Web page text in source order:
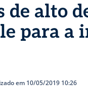
de alto
para a
em 10/05/2019 10:26